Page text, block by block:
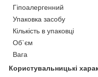
Гіпоалергенний
Упаковка засобу
Кількість в упаковці
Об`єм
Вага
Користувальницькі